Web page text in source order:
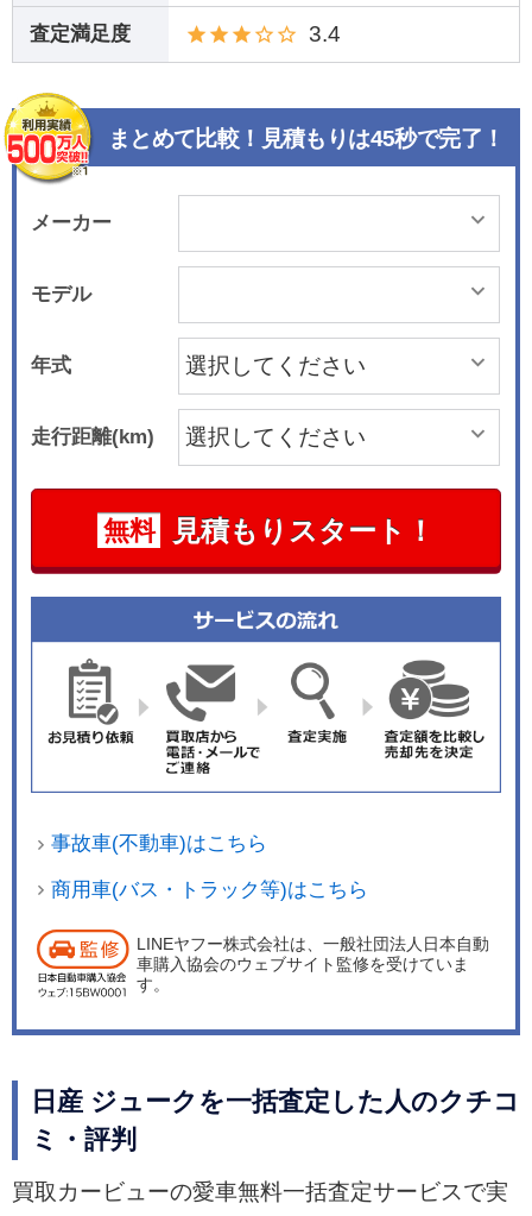
査定満足度 3.4
まとめて比較！見積もりは45秒で完了！
メーカー
モデル
年式
走行距離(km)
無料 見積もりスタート！
事故車(不動車)はこちら
商用車(バス・トラック等)はこちら
LINEヤフー株式会社は、一般社団法人日本自動
車購入協会のウェブサイト監修を受けていま
す。
日産 ジュークを一括査定した人のクチコ
ミ・評判
買取カービューの愛車無料一括査定サービスで実